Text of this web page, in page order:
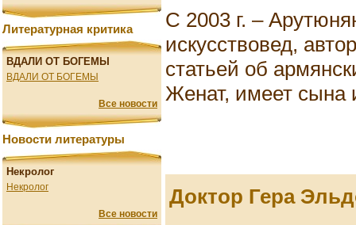
Литературная критика
ВДАЛИ ОТ БОГЕМЫ
ВДАЛИ ОТ БОГЕМЫ
Все новости
Новости литературы
Некролог
Некролог
Все новости
С 2003 г. –
искусствовед,
статьей об
Женат, имеет сына
Доктор Гера